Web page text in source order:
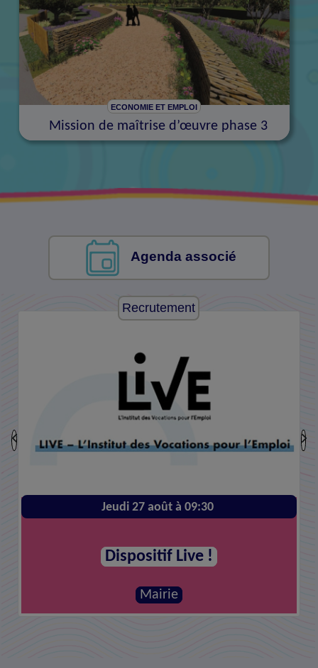
ECONOMIE ET EMPLOI
Mission de maîtrise d’œuvre phase 3
Agenda associé
Recrutement
Jeudi 27 août à 09:30
Dispositif Live !
Mairie